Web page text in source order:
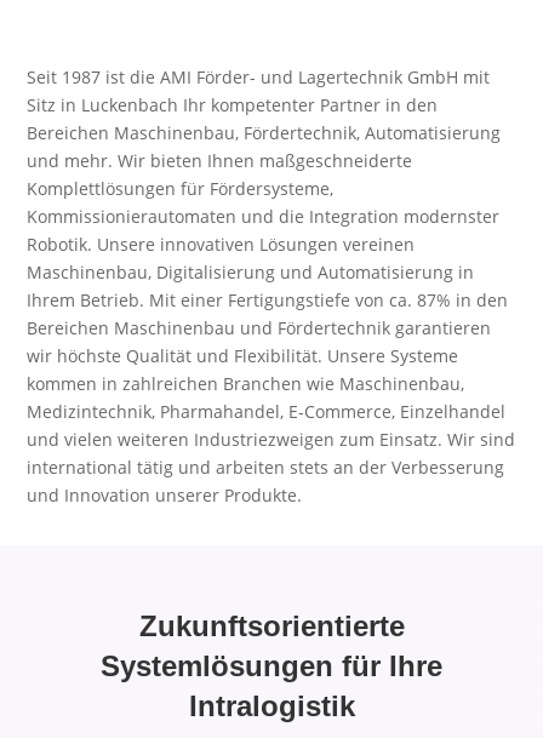
Seit 1987 ist die AMI Förder- und Lagertechnik GmbH mit
Sitz in Luckenbach Ihr kompetenter Partner in den
Bereichen Maschinenbau, Fördertechnik, Automatisierung
und mehr. Wir bieten Ihnen maßgeschneiderte
Komplettlösungen für Fördersysteme,
Kommissionierautomaten und die Integration modernster
Robotik. Unsere innovativen Lösungen vereinen
Maschinenbau, Digitalisierung und Automatisierung in
Ihrem Betrieb. Mit einer Fertigungstiefe von ca. 87% in den
Bereichen Maschinenbau und Fördertechnik garantieren
wir höchste Qualität und Flexibilität. Unsere Systeme
kommen in zahlreichen Branchen wie Maschinenbau,
Medizintechnik, Pharmahandel, E-Commerce, Einzelhandel
und vielen weiteren Industriezweigen zum Einsatz. Wir sind
international tätig und arbeiten stets an der Verbesserung
und Innovation unserer Produkte.
Zukunftsorientierte
Systemlösungen für Ihre
Intralogistik